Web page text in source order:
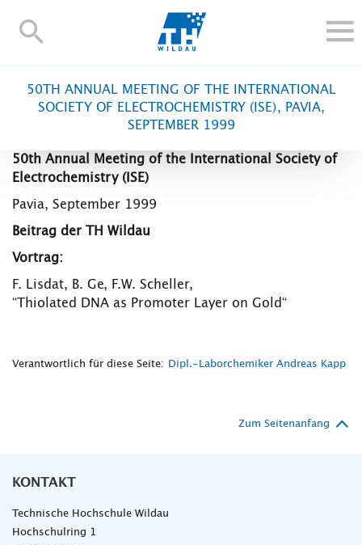
TH-
IM STUDIUM
FORSCHUNG UND TRANSFER
ALUMNI
HOCHSCHULE
INTERNATIONAL
BESCHÄFTIGTE
TH Online-Portal Personensuche
50TH ANNUAL MEETING OF THE INTERNATIONAL
SOCIETY OF ELECTROCHEMISTRY (ISE), PAVIA,
SEPTEMBER 1999
50th Annual Meeting of the International Society of
Electrochemistry (ISE)
Pavia, September 1999
Beitrag der TH Wildau
Vortrag:
F. Lisdat, B. Ge, F.W. Scheller,
“Thiolated DNA as Promoter Layer on Gold“
Verantwortlich für diese Seite: Dipl.-Laborchemiker Andreas Kapp
Zum Seitenanfang
KONTAKT
Technische Hochschule Wildau
Hochschulring 1